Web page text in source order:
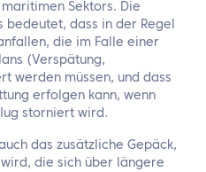
Sektors. Die
bedeutet, dass in der Regel
die im Falle einer
(Verspätung,
werden müssen, und dass
erfolgen kann, wenn
storniert wird.
das zusätzliche Gepäck,
die sich über längere